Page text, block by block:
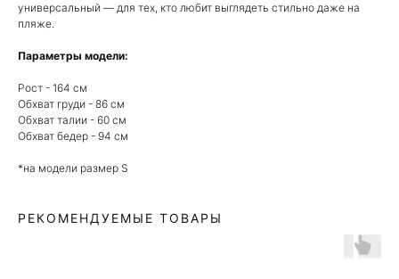
универсальный — для тех, кто любит выглядеть стильно даже на
пляже.
Параметры модели:
Рост - 164 см
Обхват груди - 86 см
Обхват талии - 60 см
Обхват бедер - 94 см
*на модели размер S
РЕКОМЕНДУЕМЫЕ ТОВАРЫ